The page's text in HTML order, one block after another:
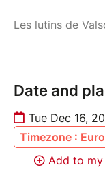
Les lutins de
Date and
Tue Dec 16,
Timezone :
Add to